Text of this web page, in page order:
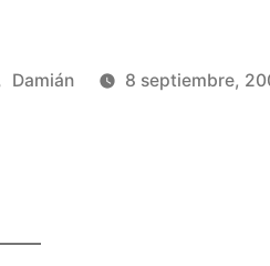
tablas
Publicado
Damián 8 septiembre,